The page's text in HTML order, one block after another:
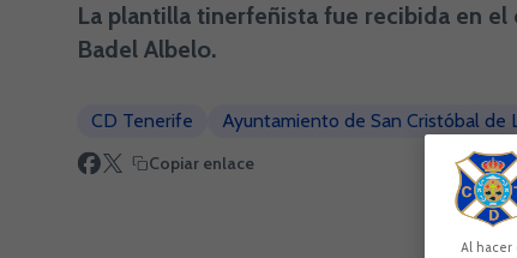
La plantilla tinerfeñista fue recibida en
Badel Albelo.
CD Tenerife Ayuntamiento de San Cristóbal de
Copiar enlace
Al hacer